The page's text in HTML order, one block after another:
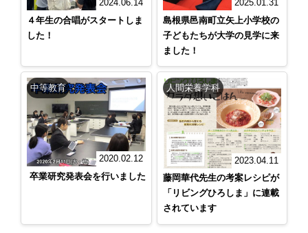
2024.06.14
４年生の合唱がスタートしま
した！
2025.01.31
島根県邑南町立矢上小学校の
子どもたちが大学の見学に来
ました！
中等教育
2020.02.12
卒業研究発表会を行いました
人間栄養学科
2023.04.11
藤岡華代先生の考案レシピが
「リビングひろしま」に連載
されています